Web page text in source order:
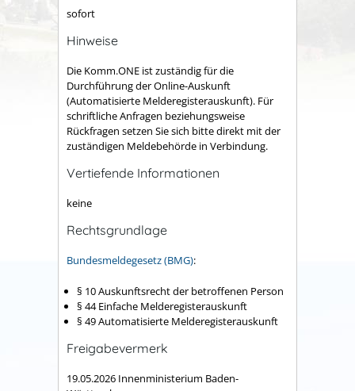
sofort
Hinweise
Die Komm.ONE ist zuständig für die
Durchführung der Online-Auskunft
(Automatisierte Melderegisterauskunft). Für
schriftliche Anfragen beziehungsweise
Rückfragen setzen Sie sich bitte direkt mit der
zuständigen Meldebehörde in Verbindung.
Vertiefende Informationen
keine
Rechtsgrundlage
Bundesmeldegesetz (BMG):
§ 10 Auskunftsrecht der betroffenen Person
§ 44 Einfache Melderegisterauskunft
§ 49 Automatisierte Melderegisterauskunft
Freigabevermerk
19.05.2026 Innenministerium Baden-